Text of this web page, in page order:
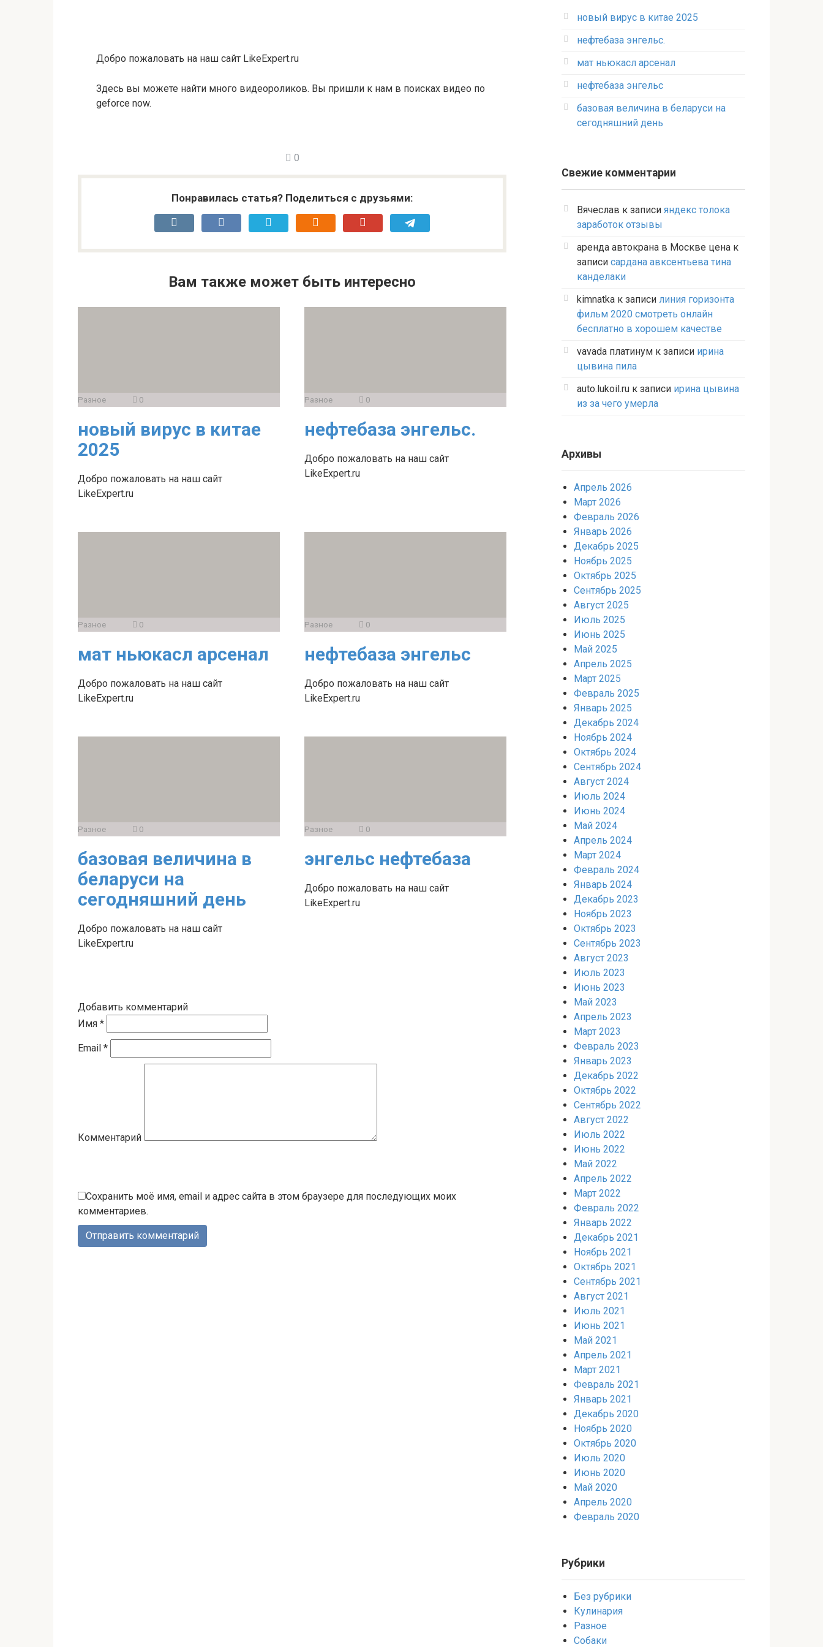
Добро пожаловать на наш сайт LikeExpert.ru
Здесь вы можете найти много видеороликов. Вы пришли к нам в поисках видео по
geforce now.
0
Понравилась статья? Поделиться с друзьями:
Вам также может быть интересно
Разное 0
новый вирус в китае
2025
Добро пожаловать на наш сайт
LikeExpert.ru
Разное 0
нефтебаза энгельс.
Добро пожаловать на наш сайт
LikeExpert.ru
Разное 0
мат ньюкасл арсенал
Добро пожаловать на наш сайт
LikeExpert.ru
Разное 0
нефтебаза энгельс
Добро пожаловать на наш сайт
LikeExpert.ru
Разное 0
базовая величина в
беларуси на
сегодняшний день
Добро пожаловать на наш сайт
LikeExpert.ru
Разное 0
энгельс нефтебаза
Добро пожаловать на наш сайт
LikeExpert.ru
Добавить комментарий
Имя *
Email *
Комментарий
Сохранить моё имя, email и адрес сайта в этом браузере для последующих моих
комментариев.
новый вирус в китае 2025
нефтебаза энгельс.
мат ньюкасл арсенал
нефтебаза энгельс
базовая величина в беларуси на
сегодняшний день
Свежие комментарии
Вячеслав к записи яндекс толока
заработок отзывы
аренда автокрана в Москве цена к
записи сардана авксентьева тина
канделаки
kimnatka к записи линия горизонта
фильм 2020 смотреть онлайн
бесплатно в хорошем качестве
vavada платинум к записи ирина
цывина пила
auto.lukoil.ru к записи ирина цывина
из за чего умерла
Архивы
Апрель 2026
Март 2026
Февраль 2026
Январь 2026
Декабрь 2025
Ноябрь 2025
Октябрь 2025
Сентябрь 2025
Август 2025
Июль 2025
Июнь 2025
Май 2025
Апрель 2025
Март 2025
Февраль 2025
Январь 2025
Декабрь 2024
Ноябрь 2024
Октябрь 2024
Сентябрь 2024
Август 2024
Июль 2024
Июнь 2024
Май 2024
Апрель 2024
Март 2024
Февраль 2024
Январь 2024
Декабрь 2023
Ноябрь 2023
Октябрь 2023
Сентябрь 2023
Август 2023
Июль 2023
Июнь 2023
Май 2023
Апрель 2023
Март 2023
Февраль 2023
Январь 2023
Декабрь 2022
Октябрь 2022
Сентябрь 2022
Август 2022
Июль 2022
Июнь 2022
Май 2022
Апрель 2022
Март 2022
Февраль 2022
Январь 2022
Декабрь 2021
Ноябрь 2021
Октябрь 2021
Сентябрь 2021
Август 2021
Июль 2021
Июнь 2021
Май 2021
Апрель 2021
Март 2021
Февраль 2021
Январь 2021
Декабрь 2020
Ноябрь 2020
Октябрь 2020
Июль 2020
Июнь 2020
Май 2020
Апрель 2020
Февраль 2020
Рубрики
Без рубрики
Кулинария
Разное
Собаки